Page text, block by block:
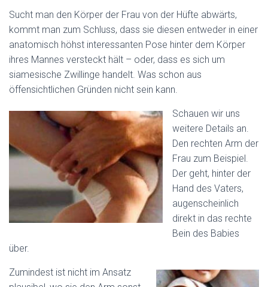
Sucht man den Körper der Frau von der Hüfte abwärts,
kommt man zum Schluss, dass sie diesen entweder in einer
anatomisch höhst interessanten Pose hinter dem Körper
ihres Mannes versteckt hält – oder, dass es sich um
siamesische Zwillinge handelt. Was schon aus
öffensichtlichen Gründen nicht sein kann.
Schauen wir uns
weitere Details an.
Den rechten Arm der
Frau zum Beispiel.
Der geht, hinter der
Hand des Vaters,
augenscheinlich
direkt in das rechte
Bein des Babies
über.
Zumindest ist nicht im Ansatz